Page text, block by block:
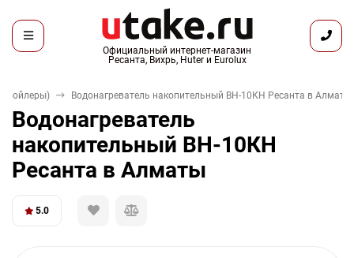
Официальный интернет-магазин
Ресанта, Вихрь, Huter и Eurolux
(бойлеры) Водонагреватель накопительный ВН-10КН Ресанта в Алматы
Водонагреватель
накопительный ВН-10КН
Ресанта в Алматы
5.0